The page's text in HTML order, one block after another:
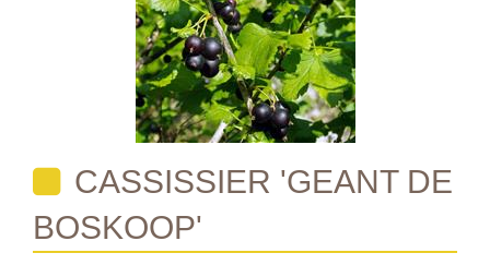
CASSISSIER 'GEANT DE
BOSKOOP'